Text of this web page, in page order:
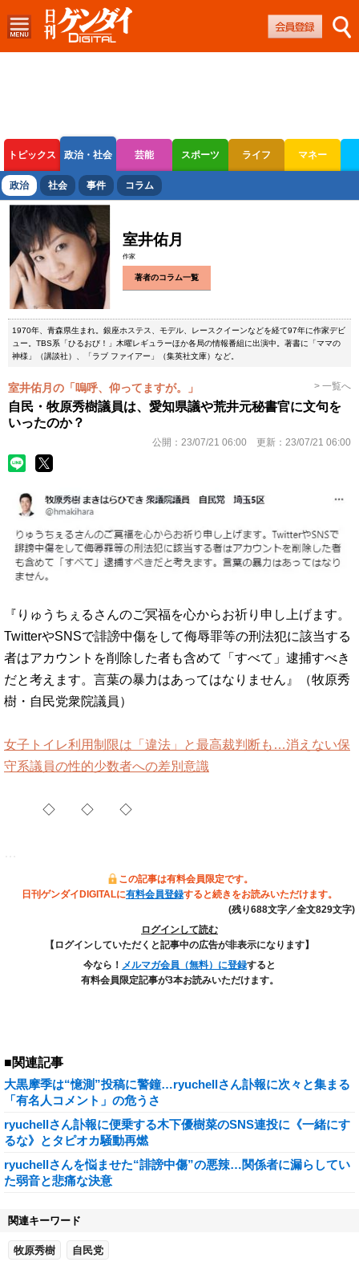
トピックス 政治・社会 芸能 スポーツ ライフ マネー
ボートレース 競輪 オートレース
政治 社会 事件 コラム
室井佑月
作家
著者のコラム一覧
1970年、青森県生まれ。銀座ホステス、モデル、レースクイーンなどを経て97年に作家デビ
ュー。TBS系「ひるおび！」木曜レギュラーほか各局の情報番組に出演中。著書に「ママの
神様」（講談社）、「ラブ ファイアー」（集英社文庫）など。
室井佑月の「嗚呼、仰ってますが。」 > 一覧へ
自民・牧原秀樹議員は、愛知県議や荒井元秘書官に文句を
いったのか？
公開： 23/07/21 06:00 更新： 23/07/21 06:00
『りゅうちぇるさんのご冥福を心からお祈り申し上げます。
TwitterやSNSで誹謗中傷をして侮辱罪等の刑法犯に該当する
者はアカウントを削除した者も含めて「すべて」逮捕すべき
だと考えます。言葉の暴力はあってはなりません』（牧原秀
樹・自民党衆院議員）
女子トイレ利用制限は「違法」と最高裁判断も…消えない保
守系議員の性的少数者への差別意識
◇ ◇ ◇
この記事は有料会員限定です。
日刊ゲンダイDIGITALに有料会員登録すると続きをお読みいただけます。
(残り688文字／全文829文字)
ログインして読む
【ログインしていただくと記事中の広告が非表示になります】
今なら！ メルマガ会員（無料）に登録すると
有料会員限定記事が3本お読みいただけます。
■関連記事
大黒摩季は“憶測”投稿に警鐘…ryuchellさん訃報に次々と集まる
「有名人コメント」の危うさ
ryuchellさん訃報に便乗する木下優樹菜のSNS連投に《一緒にす
るな》とタピオカ騒動再燃
ryuchellさんを悩ませた“誹謗中傷”の悪辣…関係者に漏らしてい
た弱音と悲痛な決意
関連キーワード
牧原秀樹 自民党